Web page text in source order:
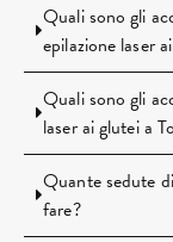
Quali sono gli
epilazione laser
Quali sono gli
laser ai glutei a
Quante sedute
fare?